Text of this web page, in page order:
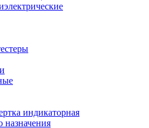
индикаторная
назначения